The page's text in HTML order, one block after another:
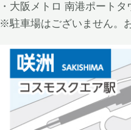
・大阪メトロ 南港ポート
※駐車場はございません。